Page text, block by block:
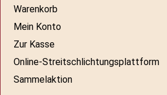
Warenkorb
Mein Konto
Zur Kasse
Online-Streitschlichtungsplattform
Sammelaktion